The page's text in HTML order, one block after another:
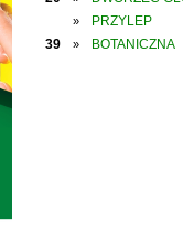
»
PRZYLEP
39
» BOTANICZNA